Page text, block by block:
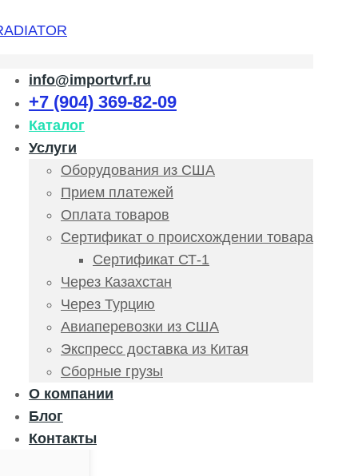
info@importvrf.ru
+7 (904) 369-82-09
Каталог
Услуги
Оборудования из США
Прием платежей
Оплата товаров
Сертификат о происхождении товара
Сертификат СТ-1
Через Казахстан
Через Турцию
Авиаперевозки из США
Экспресс доставка из Китая
Сборные грузы
О компании
Блог
Контакты